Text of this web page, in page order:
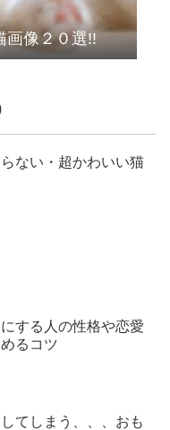
画像２０選!!
ない・超かわいい猫
する人の性格や恋愛
るコツ
てしまう、、、おも